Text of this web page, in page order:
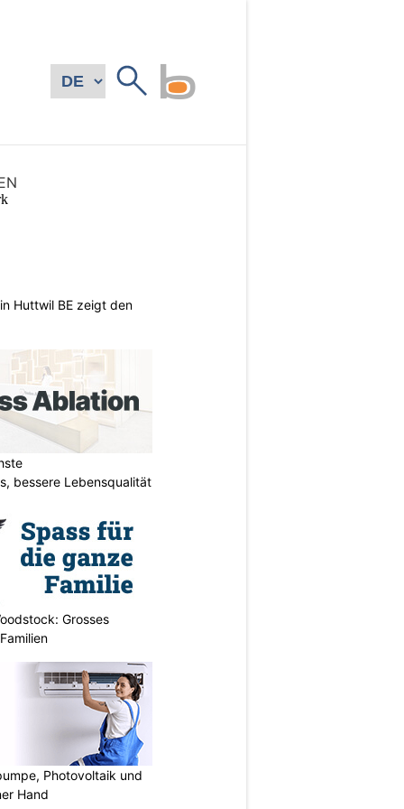
Huttwil BE zeigt den
bessere Lebensqualität
Grosses
Photovoltaik und
Hand